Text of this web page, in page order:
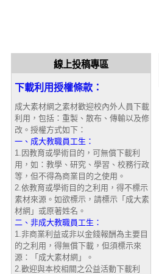
線上投稿專區
下載利用授權條款：
成大素材網之素材歡迎校內外人員下載
利用，包括：重製、散布、傳輸以及修
改。授權方式如下：
一、成大教職員工生：
1.因教育或學術目的，可無償下載利
用，如：教學、研究、學習、校務行政
等，但不得為商業目的之使用。
2.依教育或學術目的之利用，得不標示
素材來源。如欲標示，請標示「成大素
材網」或原著姓名。
二、非成大教職員工生：
1.非商業利益或非以金錢報酬為主要目
的之利用，得無償下載，但須標示來
源：「成大素材網」。
2.歡迎與本校相關之公益活動下載利